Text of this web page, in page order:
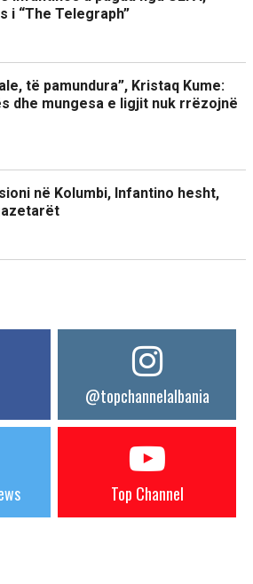
i “The Telegraph”
të pamundura”, Kristaq Kume:
dhe mungesa e ligjit nuk rrëzojnë
në Kolumbi, Infantino hesht,
@topchannelalbania
Top Channel